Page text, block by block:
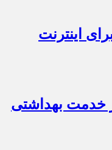
اعمال ضریب ۲.۷ برای اینترنت
میلیون و ۴۲۶ هزار خدمت بهداشتی